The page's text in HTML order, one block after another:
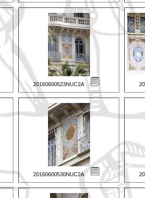
20160600523NUC2A
20160600530NUC2A